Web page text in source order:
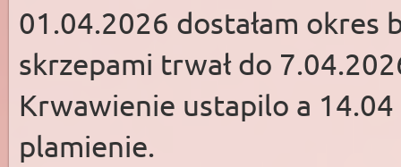
01.04.2026 dostałam okres
skrzepami trwał do
Krwawienie ustapilo a
plamienie.